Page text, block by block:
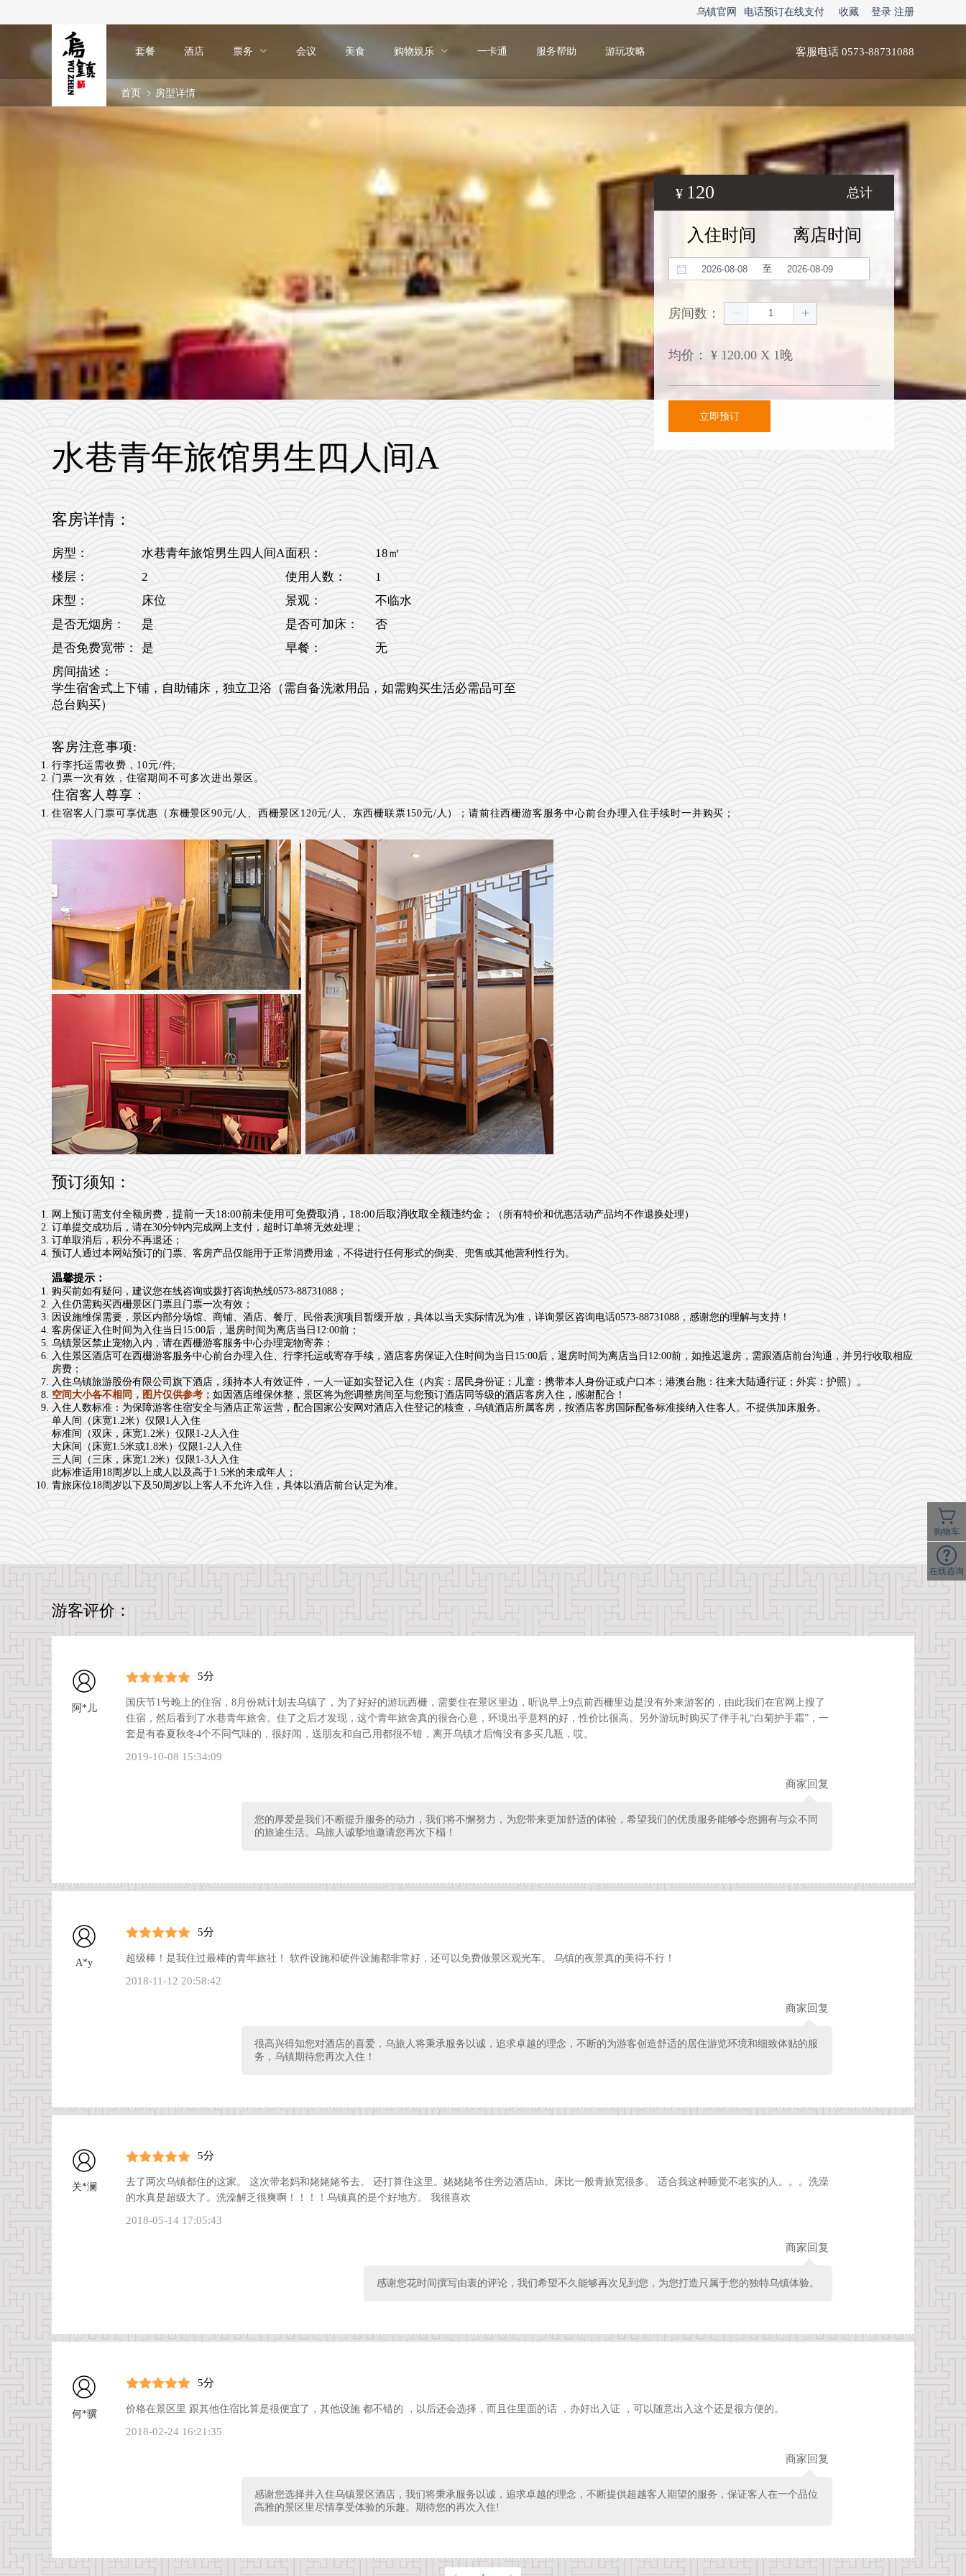
乌镇官网 电话预订在线支付 收藏 登录 注册
套餐 酒店 票务 会议 美食 购物娱乐 一卡通 服务帮助 游玩攻略 客服电话 0573-88731088
首页 房型详情
总计
¥ 120
入住时间 离店时间
至
房间数：
均价： ¥ 120.00 X 1晚
立即预订
水巷青年旅馆男生四人间A
客房详情：
房型： 水巷青年旅馆男生四人间A面积：
18㎡
楼层：
2 使用人数：
1
床型：
床位 景观：
不临水
是否无烟房：
是 是否可加床：
否
是否免费宽带：
是 早餐：
无
房间描述：
学生宿舍式上下铺，自助铺床，独立卫浴（需自备洗漱用品，如需购买生活必需品可至
总台购买）
客房注意事项:
行李托运需收费，10元/件;
门票一次有效，住宿期间不可多次进出景区。
住宿客人尊享：
住宿客人门票可享优惠（东栅景区90元/人、西栅景区120元/人、东西栅联票150元/人）；请前往西栅游客服务中心前台办理入住手续时一并购买；
预订须知：
网上预订需支付全额房费， 提前一天18:00前未使用可免费取消，18:00后取消收取全额违约金 ；（所有特价和优惠活动产品均不作退换处理）
订单提交成功后，请在30分钟内完成网上支付，超时订单将无效处理；
订单取消后，积分不再退还；
预订人通过本网站预订的门票、客房产品仅能用于正常消费用途，不得进行任何形式的倒卖、兜售或其他营利性行为。
温馨提示：
购买前如有疑问，建议您在线咨询或拨打咨询热线0573-88731088；
入住仍需购买西栅景区门票且门票一次有效；
因设施维保需要，景区内部分场馆、商铺、酒店、餐厅、民俗表演项目暂缓开放，具体以当天实际情况为准，详询景区咨询电话0573-88731088，感谢您的理解与支持！
客房保证入住时间为入住当日15:00后，退房时间为离店当日12:00前；
乌镇景区禁止宠物入内，请在西栅游客服务中心办理宠物寄养；
入住景区酒店可在西栅游客服务中心前台办理入住、行李托运或寄存手续，酒店客房保证入住时间为当日15:00后，退房时间为离店当日12:00前，如推迟退房，需跟酒店前台沟通，并另行收取相应
房费；
入住乌镇旅游股份有限公司旗下酒店，须持本人有效证件，一人一证如实登记入住（内宾：居民身份证；儿童：携带本人身份证或户口本；港澳台胞：往来大陆通行证；外宾：护照）。
空间大小各不相同，图片仅供参考； 如因酒店维保休整，景区将为您调整房间至与您预订酒店同等级的酒店客房入住，感谢配合！
入住人数标准：为保障游客住宿安全与酒店正常运营，配合国家公安网对酒店入住登记的核查，乌镇酒店所属客房，按酒店客房国际配备标准接纳入住客人。不提供加床服务。
单人间（床宽1.2米）仅限1人入住
标准间（双床，床宽1.2米）仅限1-2人入住
大床间（床宽1.5米或1.8米）仅限1-2人入住
三人间（三床，床宽1.2米）仅限1-3人入住
此标准适用18周岁以上成人以及高于1.5米的未成年人；
青旅床位18周岁以下及50周岁以上客人不允许入住，具体以酒店前台认定为准。
游客评价：
阿*儿
5分
国庆节1号晚上的住宿，8月份就计划去乌镇了，为了好好的游玩西栅，需要住在景区里边，听说早上9点前西栅里边是没有外来游客的，由此我们在官网上搜了
住宿，然后看到了水巷青年旅舍。住了之后才发现，这个青年旅舍真的很合心意，环境出乎意料的好，性价比很高。另外游玩时购买了伴手礼“白菊护手霜”，一
套是有春夏秋冬4个不同气味的，很好闻，送朋友和自己用都很不错，离开乌镇才后悔没有多买几瓶，哎。
2019-10-08 15:34:09
商家回复
您的厚爱是我们不断提升服务的动力，我们将不懈努力，为您带来更加舒适的体验，希望我们的优质服务能够令您拥有与众不同
的旅途生活。乌旅人诚挚地邀请您再次下榻！
A*y
5分
超级棒！是我住过最棒的青年旅社！ 软件设施和硬件设施都非常好，还可以免费做景区观光车。 乌镇的夜景真的美得不行！
2018-11-12 20:58:42
商家回复
很高兴得知您对酒店的喜爱，乌旅人将秉承服务以诚，追求卓越的理念，不断的为游客创造舒适的居住游览环境和细致体贴的服
务，乌镇期待您再次入住！
关*澜
5分
去了两次乌镇都住的这家。 这次带老妈和姥姥姥爷去。 还打算住这里。姥姥姥爷住旁边酒店hh。床比一般青旅宽很多。 适合我这种睡觉不老实的人。。。洗澡
的水真是超级大了。洗澡解乏很爽啊！！！！乌镇真的是个好地方。 我很喜欢
2018-05-14 17:05:43
商家回复
感谢您花时间撰写由衷的评论，我们希望不久能够再次见到您，为您打造只属于您的独特乌镇体验。
何*骥
5分
价格在景区里 跟其他住宿比算是很便宜了，其他设施 都不错的 ，以后还会选择，而且住里面的话 ，办好出入证 ，可以随意出入这个还是很方便的。
2018-02-24 16:21:35
商家回复
感谢您选择并入住乌镇景区酒店，我们将秉承服务以诚，追求卓越的理念，不断提供超越客人期望的服务，保证客人在一个品位
高雅的景区里尽情享受体验的乐趣。期待您的再次入住!
购物车
在线咨询